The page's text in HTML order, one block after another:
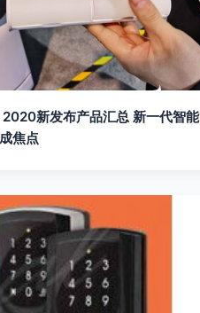
2020新发布产品汇总 新一代智能
焦点